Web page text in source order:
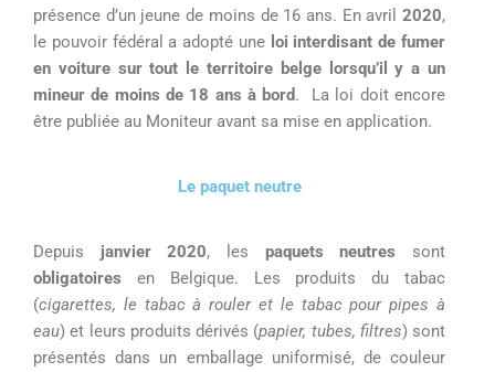
présence d’un jeune de moins de 16 ans. En avril2020,
le pouvoir fédéral a adopté une loi interdisant de fumer
en voiture sur tout le territoire belge
lorsqu’il y a un
mineurde moins de 18 ansà bord.
La loi doit encore
être publiée au Moniteur avant sa mise en application.
Le paquet neutre
Depuis janvier 2020, les paquets neutres sont
obligatoires en Belgique. Les produits du tabac
(cigarettes, le tabac à rouler et le tabac pour pipes à
eau) et leurs produits dérivés (papier, tubes, filtres) sont
présentésdans un emballage uniformisé, de couleur